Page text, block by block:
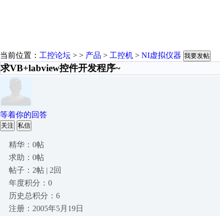
当前位置： 工控论坛 > > 产品 > 工控机 > NI虚拟仪器 我要发帖
求VB+labview控件开发程序~
等着你的回答
关注 私信
精华：0帖
求助：0帖
帖子：2帖 | 2回
年度积分：0
历史总积分：6
注册：2005年5月19日